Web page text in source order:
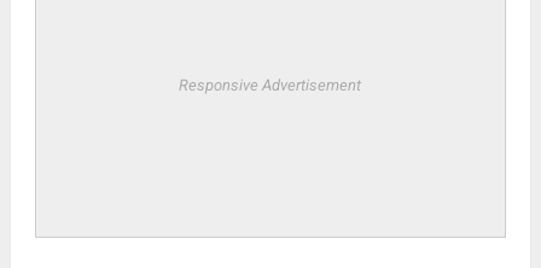
Responsive Advertisement